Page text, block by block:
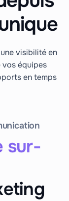
visibilité en
vos équipes
en temps
sur-